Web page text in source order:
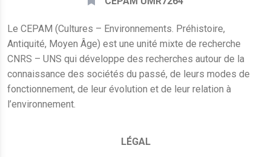
Le CEPAM (Cultures – Environnements. Préhistoire,
Antiquité, Moyen Âge) est une unité mixte de recherche
CNRS – UNS qui développe des recherches autour de la
connaissance des sociétés du passé, de leurs modes de
fonctionnement, de leur évolution et de leur relation à
l’environnement.
LÉGAL